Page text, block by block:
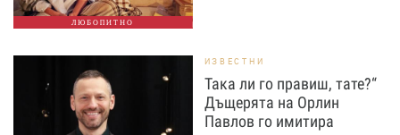
ЛЮБОПИТНО
ИЗВЕСТНИ
Така ли го правиш, тате?“
Дъщерята на Орлин
Павлов го имитира